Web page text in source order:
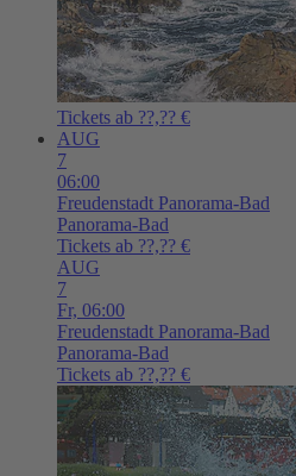
Tickets ab ??,?? €
AUG
7
06:00
Freudenstadt Panorama-Bad
Panorama-Bad
Tickets ab ??,?? €
AUG
7
Fr, 06:00
Freudenstadt Panorama-Bad
Panorama-Bad
Tickets ab ??,?? €